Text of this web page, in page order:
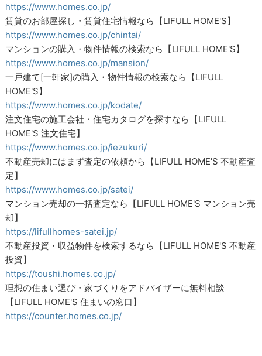
https://www.homes.co.jp/
賃貸のお部屋探し・賃貸住宅情報なら【LIFULL HOME'S】
https://www.homes.co.jp/chintai/
マンションの購入・物件情報の検索なら【LIFULL HOME'S】
https://www.homes.co.jp/mansion/
一戸建て[一軒家]の購入・物件情報の検索なら【LIFULL
HOME'S】
https://www.homes.co.jp/kodate/
注文住宅の施工会社・住宅カタログを探すなら【LIFULL
HOME'S 注文住宅】
https://www.homes.co.jp/iezukuri/
不動産売却にはまず査定の依頼から【LIFULL HOME'S 不動産査
定】
https://www.homes.co.jp/satei/
マンション売却の一括査定なら【LIFULL HOME'S マンション売
却】
https://lifullhomes-satei.jp/
不動産投資・収益物件を検索するなら【LIFULL HOME'S 不動産
投資】
https://toushi.homes.co.jp/
理想の住まい選び・家づくりをアドバイザーに無料相談
【LIFULL HOME'S 住まいの窓口】
https://counter.homes.co.jp/